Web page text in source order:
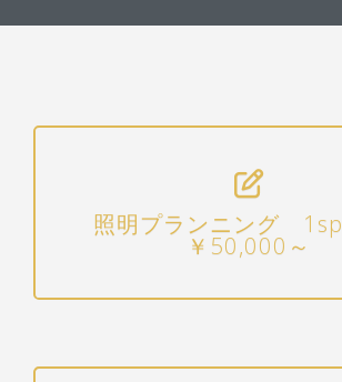
照明プランニング
￥50,000～